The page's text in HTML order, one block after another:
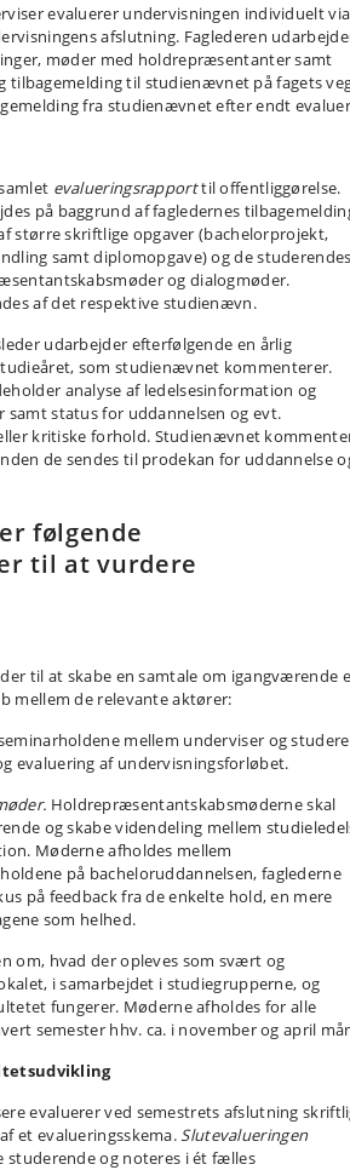
evaluerer undervisningen individuelt
afslutning. Faglederen
møder med holdrepræsentanter samt
tilbagemelding til studienævnet på fagets
fra studienævnet efter endt
evalueringsrapporttil offentliggørelse.
på baggrund af fagledernes
større skriftlige opgaver (bachelorprojekt,
samt diplomopgave) og de studerendes
og dialogmøder.
af det respektive studienævn.
udarbejder efterfølgende en årlig
som studienævnet kommenterer.
analyse af ledelsesinformation og
status for uddannelsen og evt.
kritiske forhold. Studienævnet
de sendes til prodekan for uddannelse
følgende
til at vurdere
til at skabe en samtale om igangværende
mellem de relevante aktører:
mellem underviser og
evaluering af undervisningsforløbet.
Holdrepræsentantskabsmøderne skal
og skabe videndeling mellem
Møderne afholdes mellem
på bacheloruddannelsen, faglederne
på feedback fra de enkelte hold, en mere
som helhed.
om, hvad der opleves som svært og
i samarbejdet i studiegrupperne, og
fungerer. Møderne afholdes for alle
semester hhv. ca. i november og april
evaluerer ved semestrets afslutning
et evalueringsskema. Slutevalueringen
og noteres i ét fælles